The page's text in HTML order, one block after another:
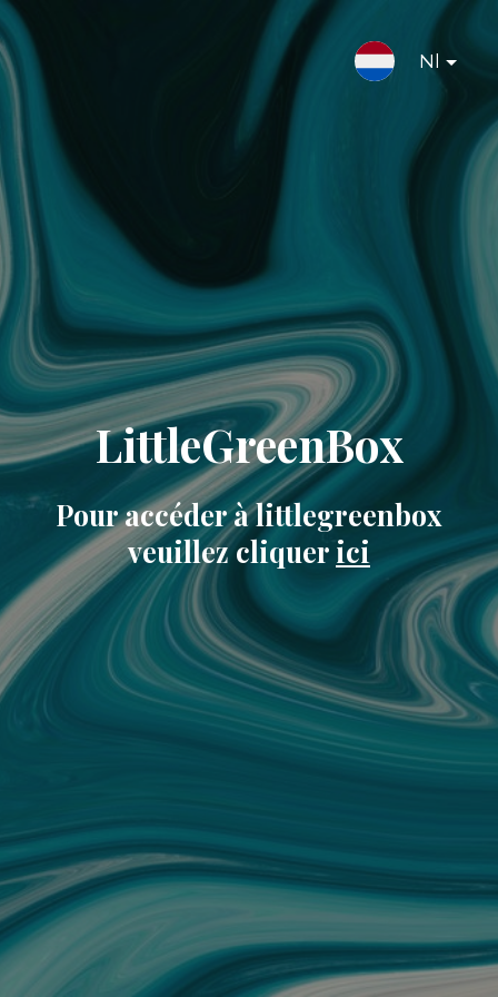
Nl
LittleGreenBox
Pour accéder à littlegreenbox
veuillez cliquer ici